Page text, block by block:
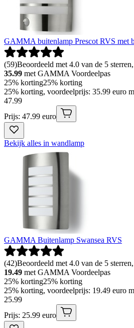
GAMMA buitenlamp Prescot RVS met
(59)Beoordeeld met 4.0 van de 5
35.99 met GAMMA Voordeelpas
25% korting25% korting
25% korting, voordeelprijs: 35.99 euro
47.99
Prijs: 47.99 euro
Bekijk alles in wandlamp
GAMMA Buitenlamp Swansea RVS
(42)Beoordeeld met 4.0 van de 5
19.49 met GAMMA Voordeelpas
25% korting25% korting
25% korting, voordeelprijs: 19.49 euro
25.99
Prijs: 25.99 euro